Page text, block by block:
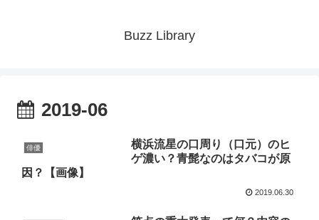
Buzz Library
2019-06
俳優
横浜流星の口周り（口元）のヒ
ゲ濃い？青髭なのはタバコが原
因？【画像】
2019.06.30